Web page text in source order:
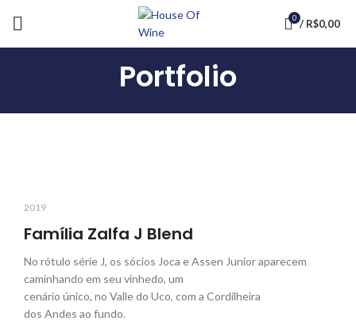
0 / R$0,00
Portfolio
2019
Família Zalfa J Blend
No rótulo série J, os sócios Joca e Assen Junior aparecem
caminhando em seu vinhedo, um
cenário único, no Valle do Uco, com a Cordilheira
dos Andes ao fundo.